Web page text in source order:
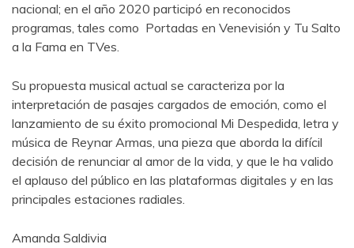
nacional; en el año 2020 participó en reconocidos
programas, tales como Portadas en Venevisión y Tu Salto
a la Fama en TVes.
Su propuesta musical actual se caracteriza por la
interpretación de pasajes cargados de emoción, como el
lanzamiento de su éxito promocional Mi Despedida, letra y
música de Reynar Armas, una pieza que aborda la difícil
decisión de renunciar al amor de la vida, y que le ha valido
el aplauso del público en las plataformas digitales y en las
principales estaciones radiales.
Amanda Saldivia